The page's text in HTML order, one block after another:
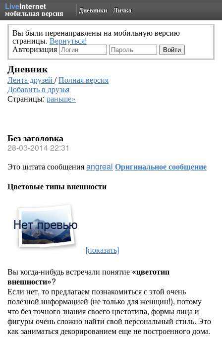
LiveInternet
мобильная версия Дневники Личка
Вы были перенаправлены на мобильную версию
страницы. Вернуться!
Авторизация
Дневник
Лента друзей /Полная версия
Добавить в друзья
Страницы: раньше»
Без заголовка
28-03-2014 22:31
Это цитата сообщенияangreal Оригинальное сообщение
Цветовые типы внешности
[показать]
Вы когда-нибудь встречали понятие «цветотип
внешности»?
Если нет, то предлагаем познакомиться с этой очень
полезной информацией (не только для женщин!), потому
что без точного знания своего цветотипа, формы лица и
фигуры очень сложно найти свой персональный стиль. Это
как заниматься декорированием еще не построенного дома.